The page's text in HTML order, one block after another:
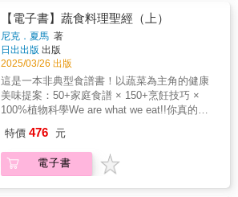
和梅納反應如何影響蔬菜的風味與色澤？──獨
家「廚師筆記」與「烹飪祕訣」，提升料理細
節──每類蔬菜皆有「烹飪祕訣」，每道食譜也
附有「烹飪漫談」與「廚師筆記」，作者不藏
私分享經年累月的珍貴經驗，這些小技巧能幫
助你更輕鬆掌握烹調方法，提升料理成功率。
本書的編排、研究和精心策畫的內容，呈現出
大動的料理美照也皆出自作者之手，搭配清楚
易懂的教學插圖，視覺型學習者絕對會愛不釋
手。這本食譜書是來自重量級料理高手的嘔心
別，從根莖類到豆類，再到綠葉蔬菜等。作者
夏馬介紹了15類蔬菜的產地、生物學和獨有特
徵，幫助在家下廚的你更懂得如何去選擇、儲
存及烹飪。上百道富有創意而平易近人的食
譜，利用常見和罕見的蔬菜，讓餐點更多樣
化，提供你美味和營養兼具的家常烹飪靈感。
──深入剖析蔬菜的營養、歷史與文化背景──本
書不只是食譜，更是一場「蔬菜的知識探
索」。每類蔬菜章節不僅介紹它們的營養價
你從不同角度理解蔬菜魅力。──結合科學、營
養與實驗精神，發揮蔬菜最高潛力──結合「農
業」、「食品科學」與「烹飪藝術」，提供最
【電子書】蔬食料理聖經（上）
尼克．夏馬 著
日出出版 出版
2025/03/26 出版
這是一本非典型食譜書！以蔬菜為主角的健康
美味提案：50+家庭食譜 × 150+烹飪技巧 ×
100%植物科學We are what we eat!!你真的認
術到美味食譜，帶你發掘蔬菜美味本質的無限
可能。本書深入研究蔬菜類別，從根莖類到豆
類，再到綠葉蔬菜等。作者夏馬介紹了15類蔬
特價 476 元
電子書